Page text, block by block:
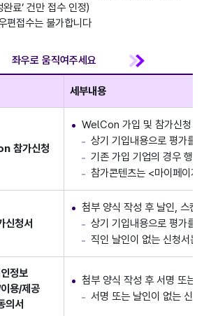
료’ 건만 접수 인정)
편접수는 불가합니다
세부내용
참가신청
WelCon 가입 및 참가신청
상기 기입내용으로 평가를
기존 가입 기업의 경우 행
참가콘텐츠는 <마이페이
신청서
첨부 양식 작성 후 날인, 스캔
상기 기입내용으로 평가를
직인 날인이 없는 신청서는
정보
용/제공
의서
첨부 양식 작성 후 서명 또는
서명 또는 날인이 없는 신